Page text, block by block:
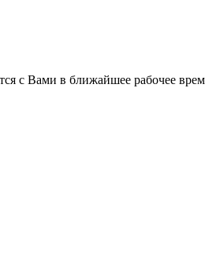
с Вами в ближайшее рабочее